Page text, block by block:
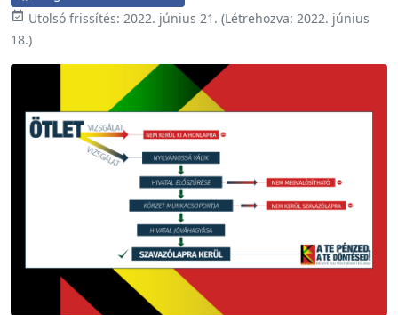
 Utolsó frissítés: 2022. június 21. (Létrehozva: 2022. június
18.)